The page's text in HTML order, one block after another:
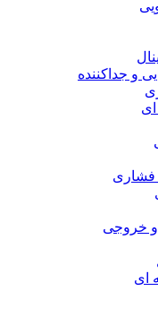
و جداکننده
فشاری
و خروجی
ای